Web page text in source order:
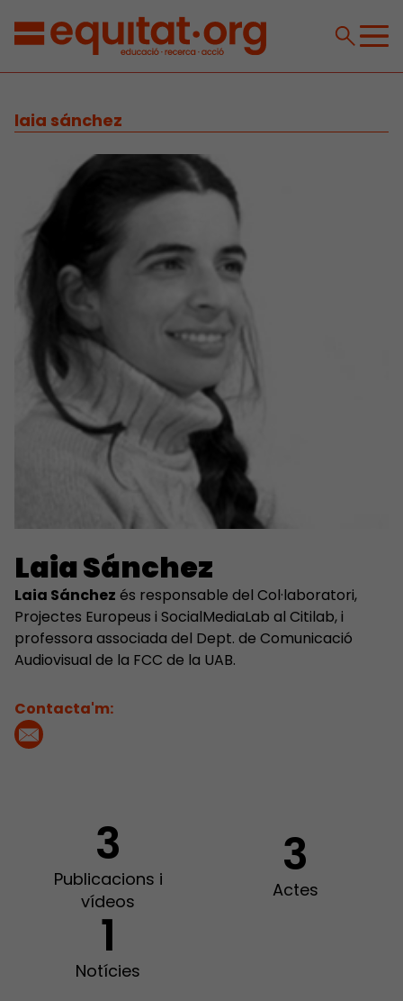
laia sánchez
Laia Sánchez
Laia Sánchez és responsable del Col·laboratori,
Projectes Europeus i SocialMediaLab al Citilab, i
professora associada del Dept. de Comunicació
Audiovisual de la FCC de la UAB.
Contacta'm:
3
Publicacions i
vídeos
3
Actes
1
Notícies